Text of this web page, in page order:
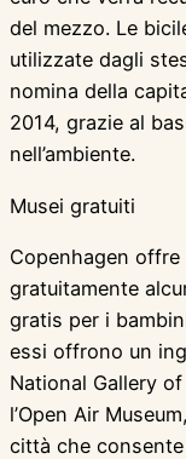
del mezzo. Le
utilizzate dagli
nomina della
2014, grazie al
nell’ambiente.
Musei gratuiti
Copenhagen
gratuitamente
gratis per i
essi offrono un
National Gallery
l’Open Air
città che